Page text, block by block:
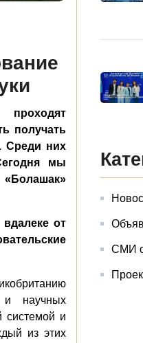
проходят
получать
Среди них
мы
« Болашак»
от
и научных
системой и
из этих
СМИ